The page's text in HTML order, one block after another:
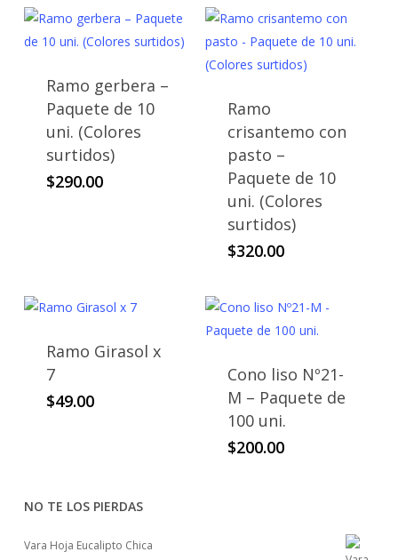
Ramo gerbera –
Paquete de 10
uni. (Colores
surtidos)
$290.00
Ramo
crisantemo con
pasto –
Paquete de 10
uni. (Colores
surtidos)
$320.00
Ramo Girasol x
7
$49.00
Cono liso Nº21-
M – Paquete de
100 uni.
$200.00
NO TE LOS PIERDAS
Vara Hoja Eucalipto Chica